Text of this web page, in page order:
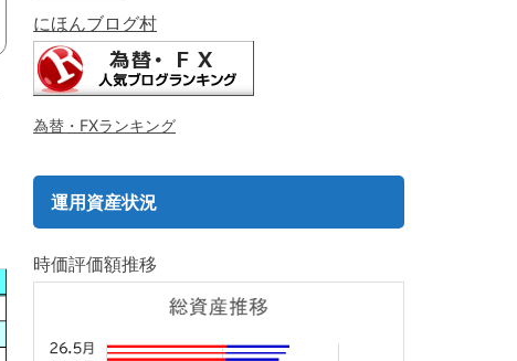
にほんブログ村
為替・FXランキング
運用資産状況
時価評価額推移